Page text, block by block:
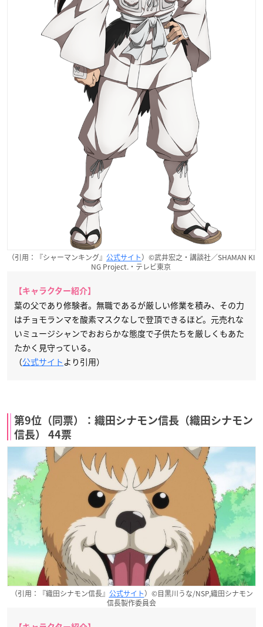
（引用：『シャーマンキング』 公式サイト）©武井宏之・講談社／SHAMAN KI
NG Project.・テレビ東京
【キャラクター紹介】
葉の父であり修験者。無職であるが厳しい修業を積み、その力
はチョモランマを酸素マスクなしで登頂できるほど。元売れな
いミュージシャンでおおらかな態度で子供たちを厳しくもあた
たかく見守っている。
（公式サイト より引用）
第9位（同票）：織田シナモン信長（織田シナモン
信長） 44票
（引用：『織田シナモン信長』 公式サイト）©目黒川うな/NSP,織田シナモン
信長製作委員会